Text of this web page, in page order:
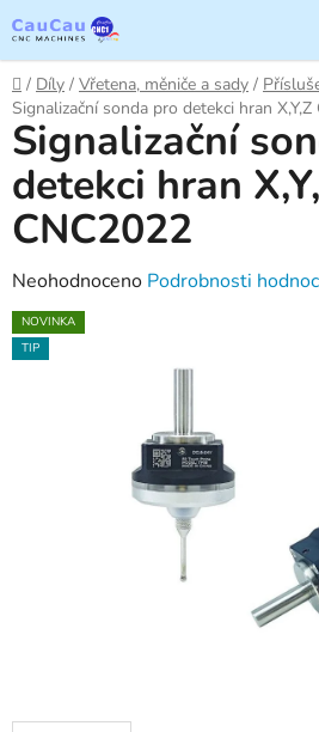
na
obsah
Domů
/ Díly / Vřetena, měniče a sady /
Signalizační sonda pro detekci hran X,Y,Z
Signalizační
detekci hran
CNC2022
Průměrné
hodnocení
produktu
Neohodnoceno Podrobnosti
NOVINKA
TIP